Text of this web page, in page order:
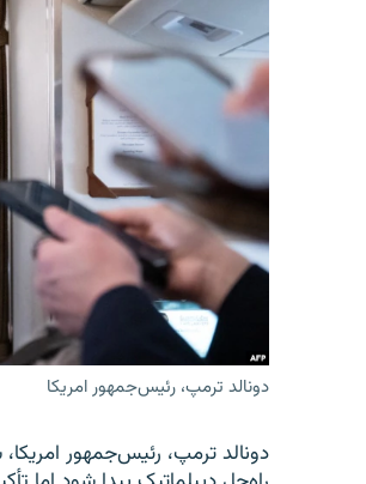
دونالد ترمپ، رئیس‌جمهور امریکا
دونالد ترمپ، رئیس‌جمهور